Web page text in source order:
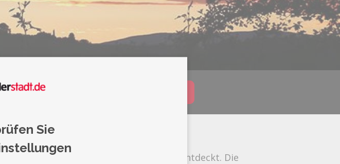
Nachricht schreiben
habe ich die Fotografie wieder für mich entdeckt. Die
Sie